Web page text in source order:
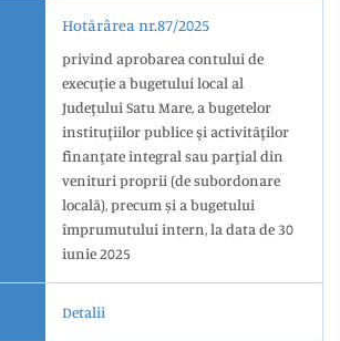
Hotărârea nr.87/2025
privind aprobarea contului de
execuţie a bugetului local al
Judeţului Satu Mare, a bugetelor
instituţiilor publice şi activităţilor
finanţate integral sau parţial din
venituri proprii (de subordonare
locală), precum și a bugetului
împrumutului intern, la data de 30
iunie 2025
Detalii